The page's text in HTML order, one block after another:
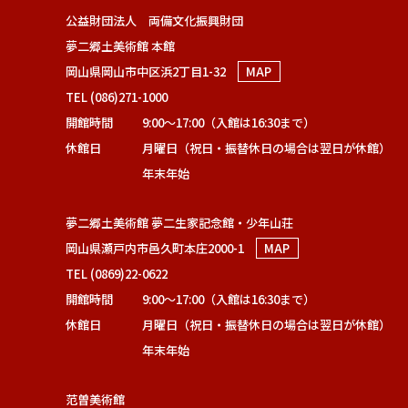
公益財団法人 両備文化振興財団
夢二郷土美術館 本館
岡山県岡山市中区浜2丁目1-32
MAP
TEL (086)271-1000
開館時間
9:00～17:00（入館は16:30まで）
休館日
月曜日（祝日・振替休日の場合は翌日が休館）
年末年始
夢二郷土美術館 夢二生家記念館・少年山荘
岡山県瀬戸内市邑久町本庄2000-1
MAP
TEL (0869)22-0622
開館時間
9:00～17:00（入館は16:30まで）
休館日
月曜日（祝日・振替休日の場合は翌日が休館）
年末年始
范曽美術館